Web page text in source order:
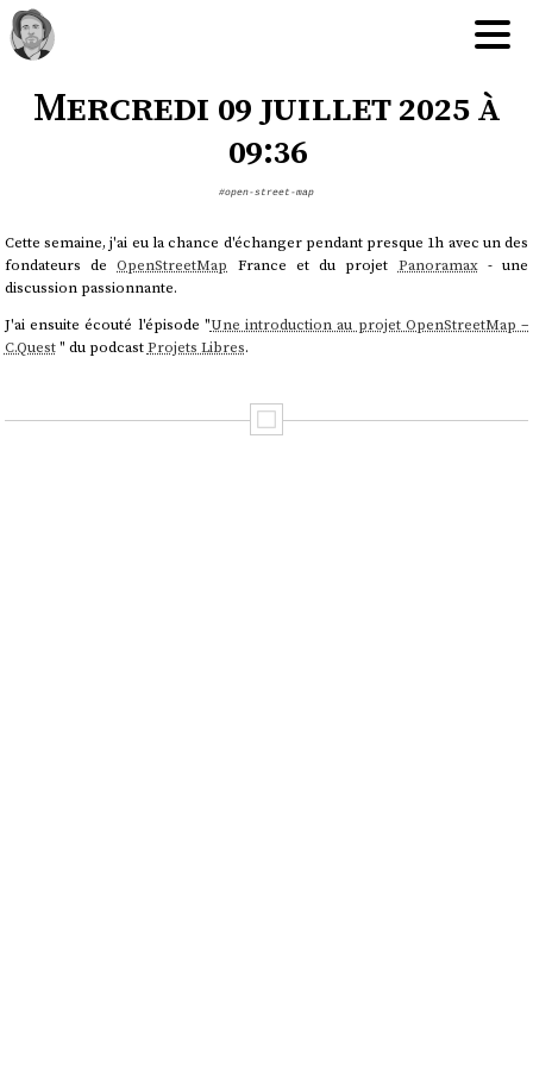
Mercredi 09 juillet 2025 à
09:36
#open-street-map
Cette semaine, j'ai eu la chance d'échanger pendant presque 1h avec un des
fondateurs deOpenStreetMap France et du projet Panoramax- une
discussion passionnante.
J'ai ensuite écouté l'épisode "Une introduction au projet OpenStreetMap –
C.Quest" du podcastProjets Libres.